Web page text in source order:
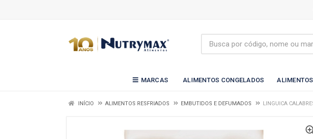
MARCAS ALIMENTOS CONGELADOS
INÍCIO ALIMENTOS RESFRIADOS EMBUTIDOS E DEFUMADOS LINGUICA